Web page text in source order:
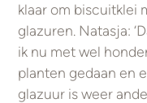
klaar om biscuitklei
glazuren. Natasja:
ik nu met wel
planten gedaan en
glazuur is weer